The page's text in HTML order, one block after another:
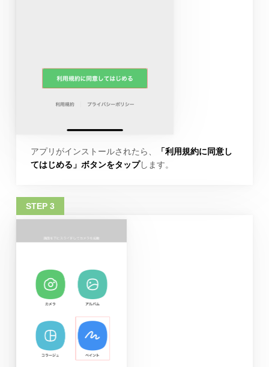
アプリがインストールされたら、
「利用規約に同意し
てはじめる」ボタンをタップします。